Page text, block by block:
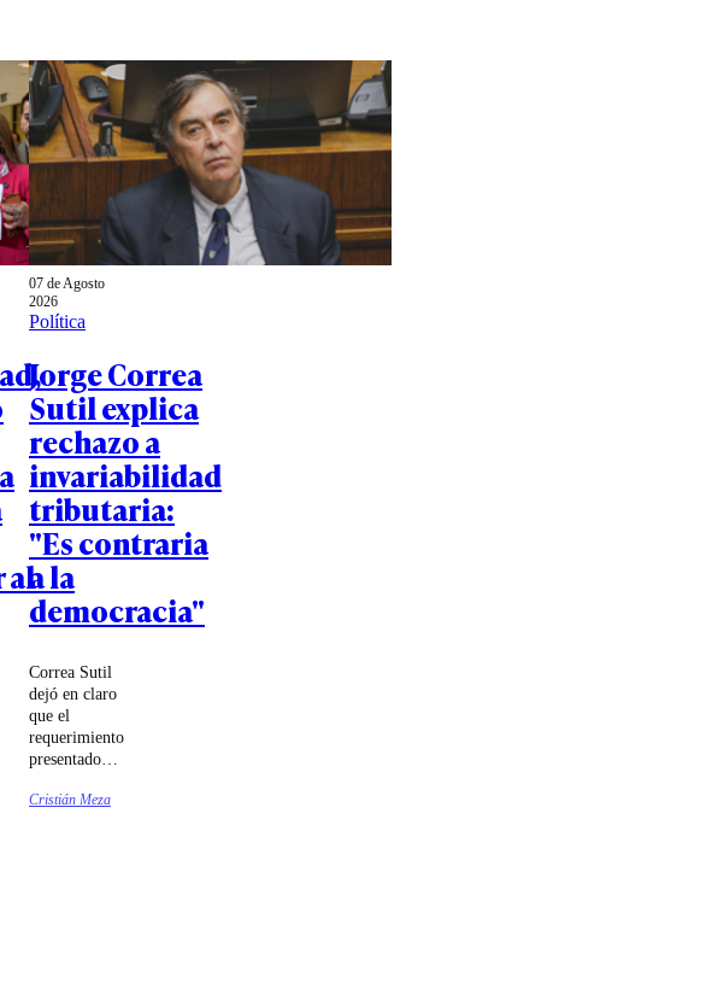
al
07 de Agosto
2026
Política
Jorge Correa
Sutil explica
rechazo a
invariabilidad
tributaria:
"Es contraria
a la
democracia"
Correa Sutil
dejó en claro
que el
requerimiento
presentado
Tribunal
Cristián Meza